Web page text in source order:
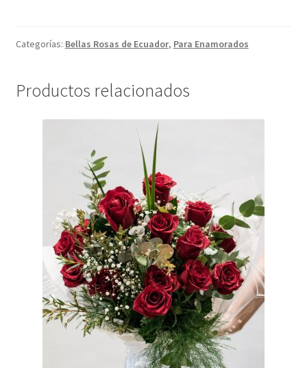
15
Categorías: Bellas Rosas de Ecuador, Para Enamorados
Productos relacionados